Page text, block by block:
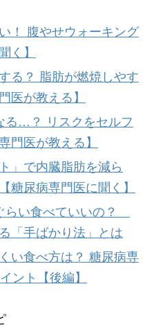
！ 腹やせウォーキング
く】
る？ 脂肪が燃焼しやす
医が教える】
る…？ リスクをセルフ
門医が教える】
」で内臓脂肪を減ら
糖尿病専門医に聞く】
らい食べていいの？
「手ばかり法」とは
い食べ方は？ 糖尿病専
ント【後編】